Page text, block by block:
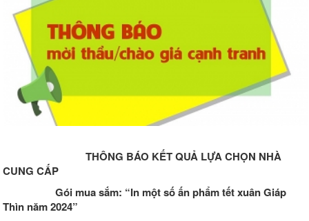
THÔNG BÁO KẾT QUẢ LỰA CHỌN NHÀ
CUNG CẤP
Gói mua sắm: “In một số ấn phẩm tết xuân Giáp
Thìn năm 2024”